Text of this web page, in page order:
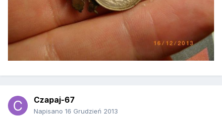
Czapaj-67
Napisano 16 Grudzień 2013